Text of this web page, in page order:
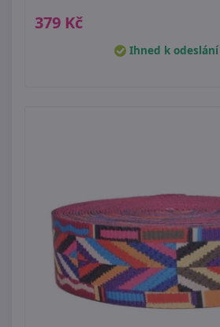
379 Kč
Ihned k odeslání